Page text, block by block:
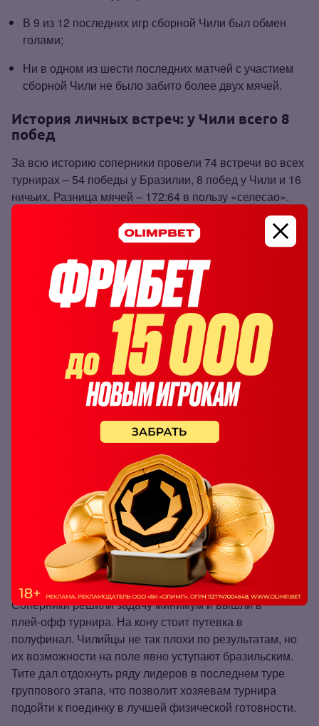
В 9 из 12 последних игр сборной Чили был обмен
голами;
Ни в одном из шести последних матчей с участием
сборной Чили не было забито более двух мячей.
История личных встреч: у Чили всего 8
побед
За всю историю соперники провели 74 встречи во всех
турнирах – 54 победы у Бразилии, 8 побед у Чили и 16
ничьих. Разница мячей – 172:64 в пользу «селесао».
Вот так завершились 5 последних очных встреч между
Исход игры
Бразилия - Чили 3:0 2017
Чили- Бразилия 2:0
- Чили 1:0
Бразилия - Чили 1:1
Бразилия- Чили 2:1 2013
Ставка на матч Бразилия – Чили 3 июля
Соперники решили задачу минимум и вышли в
плей‑офф турнира. На кону стоит путевка в
полуфинал. Чилийцы не так плохи по результатам, но
их возможности на поле явно уступают бразильским.
Тите дал отдохнуть ряду лидеров в последнем туре
группового этапа, что позволит хозяевам турнира
подойти к поединку в лучшей физической готовности.